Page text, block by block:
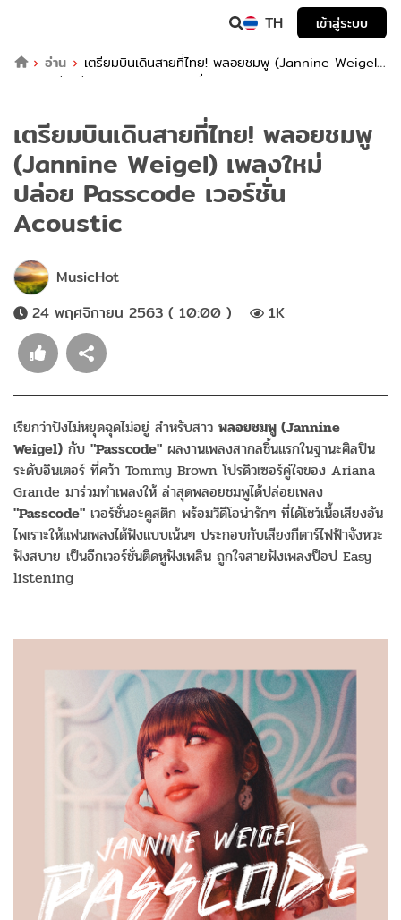
TH
เข้าสู่ระบบ
อ่าน
เตรียมบินเดินสายที่ไทย! พลอยชมพู (Jannine Weigel)
เพลงใหม่ ปล่อย Passcode เวอร์ชั่น Acoustic
เตรียมบินเดินสายที่ไทย! พลอยชมพู
(Jannine Weigel) เพลงใหม่
ปล่อย Passcode เวอร์ชั่น
Acoustic
MusicHot
24 พฤศจิกายน 2563 ( 10:00 )
1K
เรียกว่าปังไม่หยุดฉุดไม่อยู่ สำหรับสาว พลอยชมพู (Jannine
Weigel) กับ "Passcode" ผลงานเพลงสากลชิ้นแรกในฐานะศิลปิน
ระดับอินเตอร์ ที่คว้า Tommy Brown โปรดิวเซอร์คู่ใจของ Ariana
Grande มาร่วมทำเพลงให้ ล่าสุดพลอยชมพูได้ปล่อยเพลง
"Passcode" เวอร์ชั่นอะคูสติก พร้อมวิดีโอน่ารักๆ ที่ได้โชว์เนื้อเสียงอัน
ไพเราะให้แฟนเพลงได้ฟังแบบเน้นๆ ประกอบกับเสียงกีตาร์ไฟฟ้าจังหวะ
ฟังสบาย เป็นอีกเวอร์ชั่นติดหูฟังเพลิน ถูกใจสายฟังเพลงป็อป Easy
listening